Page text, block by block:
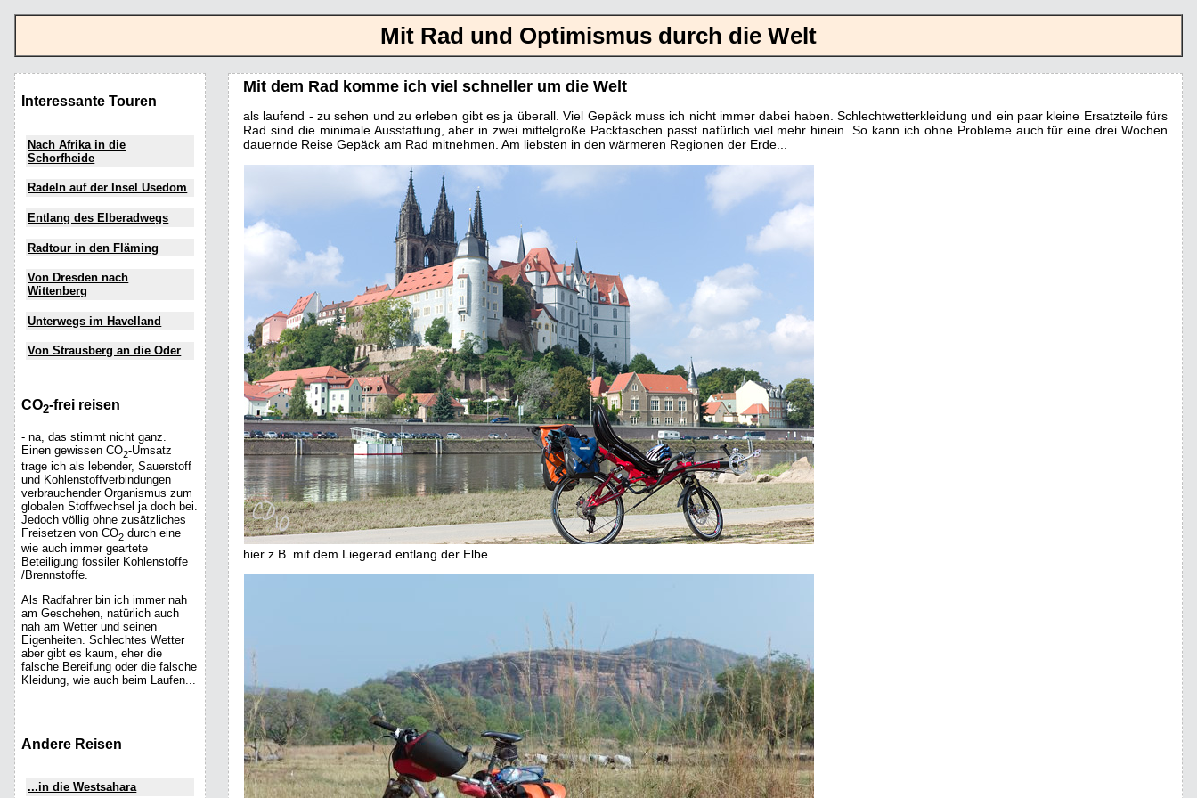
Mit Rad und Optimismus durch die Welt
Interessante Touren
Nach Afrika in die
Schorfheide
Radeln auf der Insel Usedom
Entlang des Elberadwegs
Radtour in den Fläming
Von Dresden nach
Wittenberg
Unterwegs im Havelland
Von Strausberg an die Oder
CO2-frei reisen
- na, das stimmt nicht ganz.
Einen gewissen CO2-Umsatz
trage ich als lebender, Sauerstoff
und Kohlenstoffverbindungen
verbrauchender Organismus zum
globalen Stoffwechsel ja doch bei.
Jedoch völlig ohne zusätzliches
Freisetzen von CO2durch eine
wie auch immer geartete
Beteiligung fossiler Kohlenstoffe
/Brennstoffe.
Als Radfahrer bin ich immer nah
am Geschehen, natürlich auch
nah am Wetter und seinen
Eigenheiten. Schlechtes Wetter
aber gibt es kaum, eher die
falsche Bereifung oder die falsche
Kleidung, wie auch beim Laufen...
Andere Reisen
...in die Westsahara
Mit dem Rad komme ich viel schneller um die Welt
als laufend - zu sehen und zu erleben gibt es ja überall. Viel Gepäck muss ich nicht immer dabei haben. Schlechtwetterkleidung und ein paar kleine Ersatzteile fürs
Rad sind die minimale Ausstattung, aber in zwei mittelgroße Packtaschen passt natürlich viel mehr hinein. So kann ich ohne Probleme auch für eine drei Wochen
dauernde Reise Gepäck am Rad mitnehmen. Am liebsten in den wärmeren Regionen der Erde...
hier z.B. mit dem Liegerad entlang der Elbe